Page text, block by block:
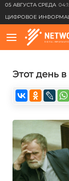
05 АВГУСТА СРЕДА
ЦИФРОВОЕ
Этот день в